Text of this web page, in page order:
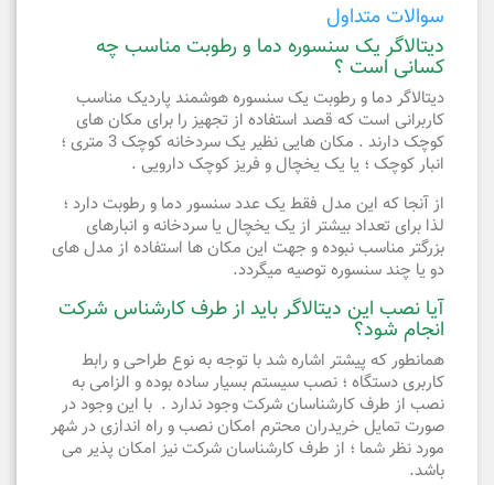
سوالات متداول
دیتالاگر یک سنسوره دما و رطوبت مناسب چه
کسانی است ؟
دیتالاگر دما و رطوبت یک سنسوره هوشمند پاردیک مناسب
کاربرانی است که قصد استفاده از تجهیز را برای مکان های
کوچک دارند . مکان هایی نظیر یک سردخانه کوچک 3 متری ؛
انبار کوچک ؛ یا یک یخچال و فریز کوچک دارویی .
از آنجا که این مدل فقط یک عدد سنسور دما و رطوبت دارد ؛
لذا برای تعداد بیشتر از یک یخچال یا سردخانه و انبارهای
بزرگتر مناسب نبوده و جهت این مکان ها استفاده از مدل های
دو یا چند سنسوره توصیه میگردد.
آیا نصب این دیتالاگر باید از طرف کارشناس شرکت
انجام شود؟
همانطور که پیشتر اشاره شد با توجه به نوع طراحی و رابط
کاربری دستگاه ؛ نصب سیستم بسیار ساده بوده و الزامی به
نصب از طرف کارشناسان شرکت وجود ندارد . با این وجود در
صورت تمایل خریدران محترم امکان نصب و راه اندازی در شهر
مورد نظر شما ؛ از طرف کارشناسان شرکت نیز امکان پذیر می
باشد.